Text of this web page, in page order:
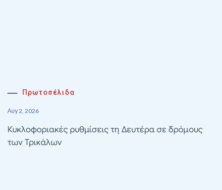
Πρωτοσέλιδα
Αυγ 2, 2026
Κυκλοφοριακές ρυθμίσεις τη Δευτέρα σε δρόμους
των Τρικάλων